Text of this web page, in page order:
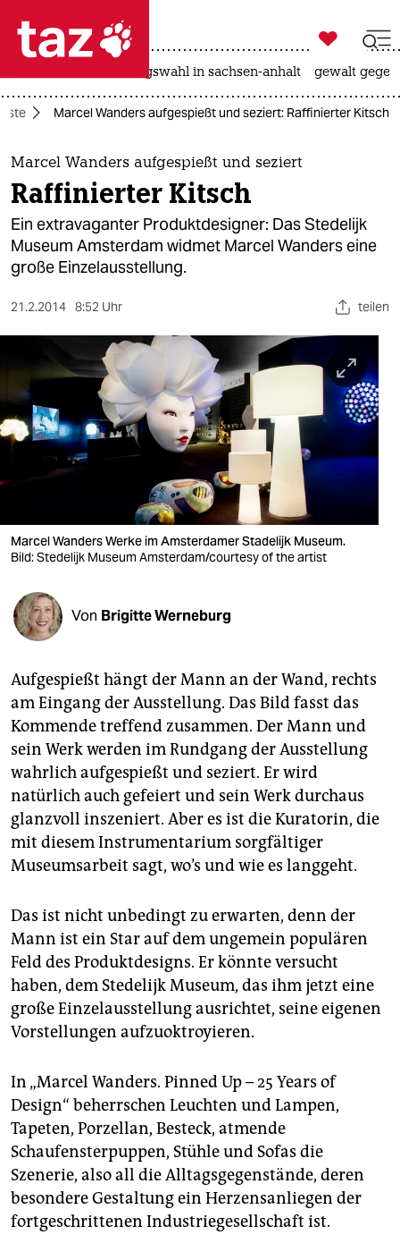
 taz zahl ich
taz zahl ich
themen
politik
öko
gesellschaft
sport
berlin
nord
wahrheit
verlag
verlag
veranstaltungen
shop
unterstützen
abo
genossenschaft
epaper login

taz zahl ich
landtagswahl in sachsen-anhalt gewalt
Marcel Wanders aufgespießt und seziert: Raffinierter Kitsch
Marcel Wanders aufgespießt und seziert
Raffinierter Kitsch
Ein extravaganter Produktdesigner: Das Stedelijk
Museum Amsterdam widmet Marcel Wanders eine
große Einzelausstellung.
21.2.2014 8:52 Uhr teilen
Marcel Wanders Werke im Amsterdamer Stadelijk Museum.
Bild: Stedelijk Museum Amsterdam/courtesy of the artist
Von Brigitte Werneburg
Aufgespießt hängt der Mann an der Wand, rechts
am Eingang der Ausstellung. Das Bild fasst das
Kommende treffend zusammen. Der Mann und
sein Werk werden im Rundgang der Ausstellung
wahrlich aufgespießt und seziert. Er wird
natürlich auch gefeiert und sein Werk durchaus
glanzvoll inszeniert. Aber es ist die Kuratorin, die
mit diesem Instrumentarium sorgfältiger
Museumsarbeit sagt, wo’s und wie es langgeht.
Das ist nicht unbedingt zu erwarten, denn der
Mann ist ein Star auf dem ungemein populären
Feld des Produktdesigns. Er könnte versucht
haben, dem Stedelijk Museum, das ihm jetzt eine
große Einzelausstellung ausrichtet, seine eigenen
Vorstellungen aufzuoktroyieren.
In „Marcel Wanders. Pinned Up – 25 Years of
Design“ beherrschen Leuchten und Lampen,
Tapeten, Porzellan, Besteck, atmende
Schaufensterpuppen, Stühle und Sofas die
Szenerie, also all die Alltagsgegenstände, deren
besondere Gestaltung ein Herzensanliegen der
fortgeschrittenen Industriegesellschaft ist.